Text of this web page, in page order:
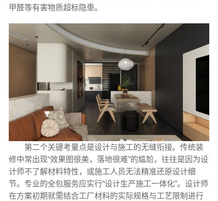
甲醛等有害物质超标隐患。
第二个关键考量点是设计与施工的无缝衔接。传统装
修中常出现“效果图很美，落地很难”的尴尬，往往是因为设
计师不了解材料特性，或施工人员无法精准还原设计细
节。专业的全包服务应实行“设计生产施工一体化”。设计师
在方案初期就需结合工厂材料的实际规格与工艺限制进行